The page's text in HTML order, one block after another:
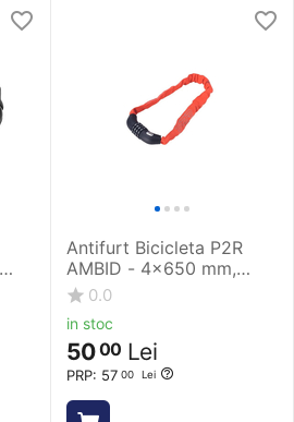
Antifurt Bicicleta P2R
AMBID - 4x650 mm,
Rosu
0.0
in stoc
PRP: 57 00 Lei
5000 Lei